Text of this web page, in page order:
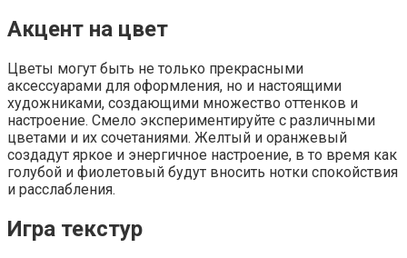
Акцент на цвет
Цветы могут быть не только прекрасными
аксессуарами для оформления, но и настоящими
художниками, создающими множество оттенков и
настроение. Смело экспериментируйте с различными
цветами и их сочетаниями. Желтый и оранжевый
создадут яркое и энергичное настроение, в то время как
голубой и фиолетовый будут вносить нотки спокойствия
и расслабления.
Игра текстур